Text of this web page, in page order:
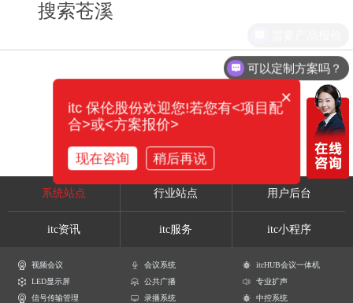
搜索苍溪
系统站点 行业站点 用户后台
itc资讯 itc服务 itc小程序
视频会议 会议系统
itcHUB会议一体机
LED显示屏
公共广播
专业扩声
信号传输管理
录播系统
中控系统
可以定制方案吗？
×
itc 保伦股份欢迎您!若您有<项目配
合>或<方案报价>
现在咨询 稍后再说